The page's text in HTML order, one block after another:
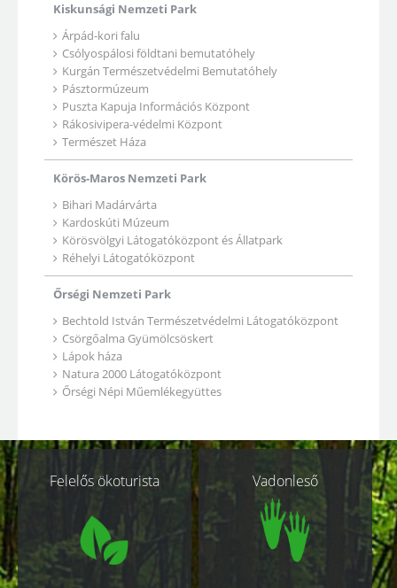
Kiskunsági Nemzeti Park
Árpád-kori falu
Csólyospálosi földtani bemutatóhely
Kurgán Természetvédelmi Bemutatóhely
Pásztormúzeum
Puszta Kapuja Információs Központ
Rákosivipera-védelmi Központ
Természet Háza
Körös-Maros Nemzeti Park
Bihari Madárvárta
Kardoskúti Múzeum
Körösvölgyi Látogatóközpont és Állatpark
Réhelyi Látogatóközpont
Őrségi Nemzeti Park
Bechtold István Természetvédelmi Látogatóközpont
Csörgőalma Gyümölcsöskert
Lápok háza
Natura 2000 Látogatóközpont
Őrségi Népi Műemlékegyüttes
Kapcsolódó
oldalakFelelős ökoturista Vadonleső